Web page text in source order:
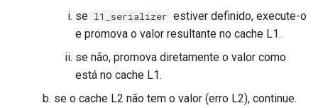
se l1_serializer estiver definido, execute-o
e promova o valor resultante no cache L1.
se não, promova diretamente o valor como
está no cache L1.
se o cache L2 não tem o valor (erro L2), continue.